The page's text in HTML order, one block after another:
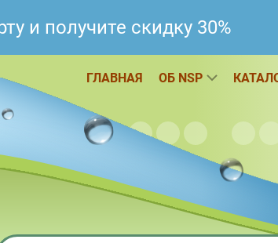
ГЛАВНАЯ ОБ NSP
и получите скидку 30%